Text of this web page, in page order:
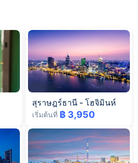
สุราษฎร์ธานี - โฮจิมินห์
เริ่มต้นที่ ฿ 3,950